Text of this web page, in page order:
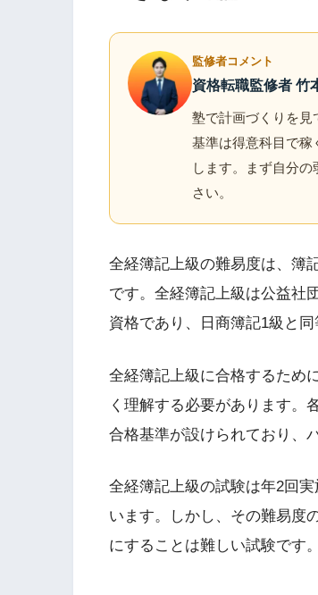
監修者コメント
資格転職監修者 竹
塾で計画づくりを見
基準は得意科目で稼
します。まず自分
さい。
全経簿記上級の難易度は、簿
です。全経簿記上級は公益社
資格であり、日商簿記1級と
全経簿記上級に合格するため
く理解する必要があります。
合格基準が設けられており、
全経簿記上級の試験は年2回
います。しかし、その難易度
にすることは難しい試験です。